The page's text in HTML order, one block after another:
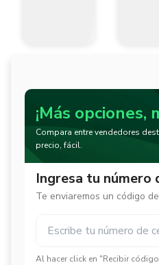
¡Más opciones,
Compara entre vendedores
precio, fácil.
Ingresa tu número
Te enviaremos un código
Al hacer click en "Recibir